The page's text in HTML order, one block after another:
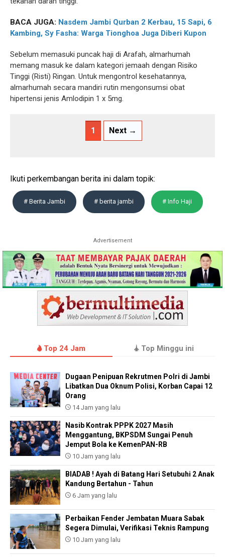
BACA JUGA: Nasdem Jambi Qurban 2 Kerbau, 15 Sapi, 6
Kambing, Sy Fasha: Warga Tionghoa Juga Diberi Kupon
Sebelum memasuki puncak haji di Arafah, almarhumah
memang masuk ke dalam kategori jemaah dengan Risiko
Tinggi (Risti) Ringan. Untuk mengontrol kesehatannya,
almarhumah secara mandiri rutin mengonsumsi obat
hipertensi jenis Amlodipin 1 x 5mg.
1 Next →
Ikuti perkembangan berita ini dalam topik:
# Berita Jambi # berita jambi # Info Haji
Advertisement
Top 24 Jam Top Minggu ini
Dugaan Penipuan Rekrutmen Polri di Jambi
Libatkan Dua Oknum Polisi, Korban Capai 12
Orang
14 Jam yang lalu
Nasib Kontrak PPPK 2027 Masih
Menggantung, BKPSDM Sungai Penuh
Jemput Bola ke KemenPAN-RB
10 Jam yang lalu
BIADAB ! Ayah di Batang Hari Setubuhi 2 Anak
Kandung Bertahun - Tahun
6 Jam yang lalu
Perbaikan Fender Jembatan Muara Sabak
Segera Dimulai, Verifikasi Teknis Rampung
10 Jam yang lalu